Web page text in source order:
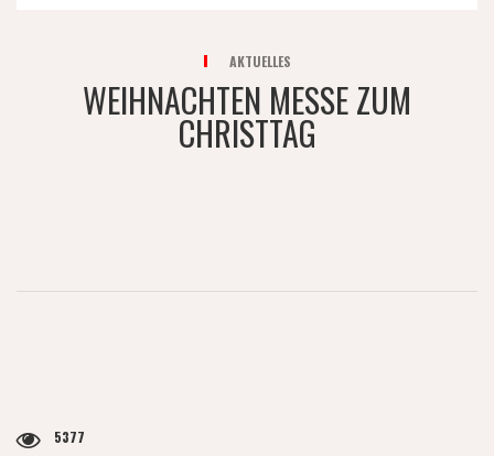
AKTUELLES
WEIHNACHTEN MESSE ZUM
CHRISTTAG
5377